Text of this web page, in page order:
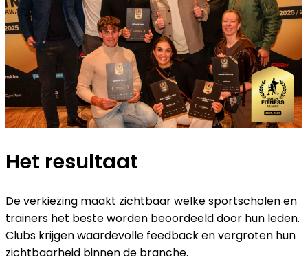
Het resultaat
De verkiezing maakt zichtbaar welke sportscholen en
trainers het beste worden beoordeeld door hun leden.
Clubs krijgen waardevolle feedback en vergroten hun
zichtbaarheid binnen de branche.